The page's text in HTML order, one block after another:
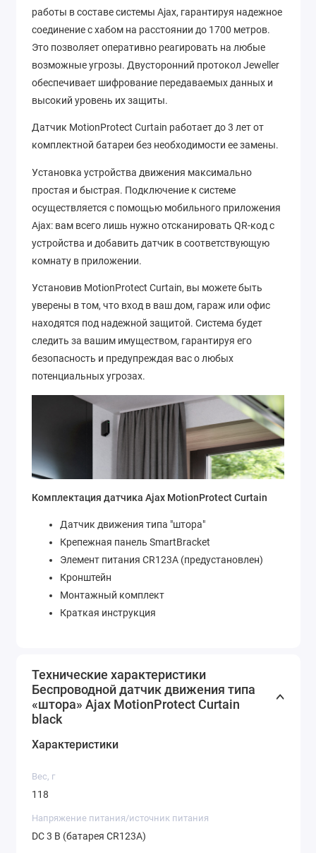
работы в составе системы Ajax, гарантируя надежное
соединение с хабом на расстоянии до 1700 метров.
Это позволяет оперативно реагировать на любые
возможные угрозы. Двусторонний протокол Jeweller
обеспечивает шифрование передаваемых данных и
высокий уровень их защиты.
Датчик MotionProtect Curtain работает до 3 лет от
комплектной батареи без необходимости ее замены.
Установка устройства движения максимально
простая и быстрая. Подключение к системе
осуществляется с помощью мобильного приложения
Ajax: вам всего лишь нужно отсканировать QR-код с
устройства и добавить датчик в соответствующую
комнату в приложении.
Установив MotionProtect Curtain, вы можете быть
уверены в том, что вход в ваш дом, гараж или офис
находятся под надежной защитой. Система будет
следить за вашим имуществом, гарантируя его
безопасность и предупреждая вас о любых
потенциальных угрозах.
Комплектация датчика Ajax MotionProtect Curtain
Датчик движения типа "штора"
Крепежная панель SmartBracket
Элемент питания CR123А (предустановлен)
Кронштейн
Монтажный комплект
Краткая инструкция
Технические характеристики
Беспроводной датчик движения типа
«штора» Ajax MotionProtect Curtain
black
Характеристики
Вес, г
118
Напряжение питания/источник питания
DC 3 В (батарея CR123A)